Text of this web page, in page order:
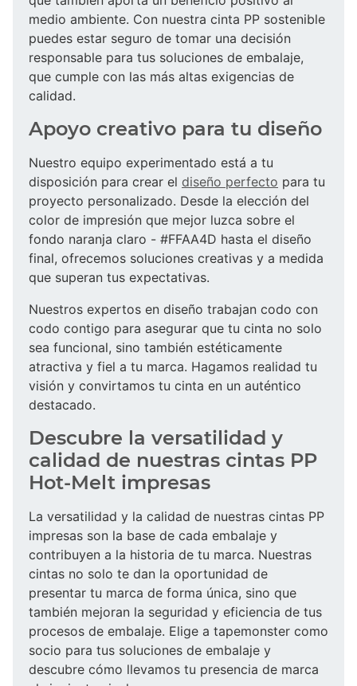
medio ambiente. Con nuestra cinta PP sostenible
puedes estar seguro de tomar una decisión
responsable para tus soluciones de embalaje,
que cumple con las más altas exigencias de
calidad.
Apoyo creativo para tu diseño
Nuestro equipo experimentado está a tu
disposición para crear el diseño perfecto para tu
proyecto personalizado. Desde la elección del
color de impresión que mejor luzca sobre el
fondo naranja claro - #FFAA4D hasta el diseño
final, ofrecemos soluciones creativas y a medida
que superan tus expectativas.
Nuestros expertos en diseño trabajan codo con
codo contigo para asegurar que tu cinta no solo
sea funcional, sino también estéticamente
atractiva y fiel a tu marca. Hagamos realidad tu
visión y convirtamos tu cinta en un auténtico
destacado.
Descubre la versatilidad y
calidad de nuestras cintas PP
Hot-Melt impresas
La versatilidad y la calidad de nuestras cintas PP
impresas son la base de cada embalaje y
contribuyen a la historia de tu marca. Nuestras
cintas no solo te dan la oportunidad de
presentar tu marca de forma única, sino que
también mejoran la seguridad y eficiencia de tus
procesos de embalaje. Elige a tapemonster como
socio para tus soluciones de embalaje y
descubre cómo llevamos tu presencia de marca